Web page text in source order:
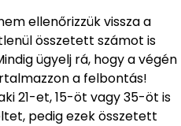
ellenőrizzük vissza a
összetett számot is
ügyelj rá, hogy a végén
a felbontás!
21-et, 15-öt vagy 35-öt is
pedig ezek összetett